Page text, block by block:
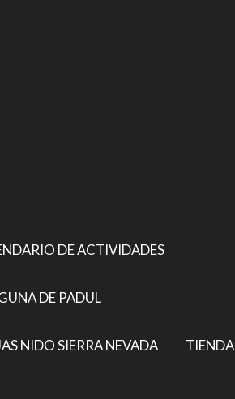
DE ACTIVIDADES
DE PADUL
NIDO SIERRA NEVADA TIENDA